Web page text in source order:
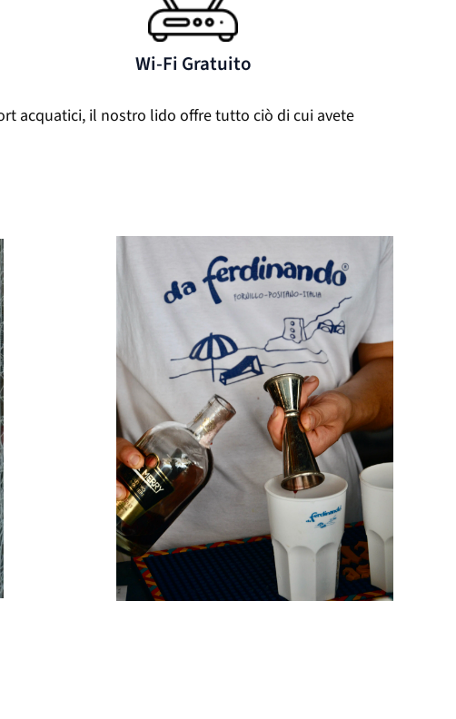
Wi-Fi Gratuito
acquatici, il nostro lido offre tutto ciò di cui avete